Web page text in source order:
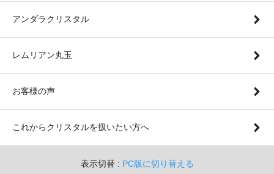
アンダラクリスタル
レムリアン丸玉
お客様の声
これからクリスタルを扱いたい方へ
表示切替 : PC版に切り替える